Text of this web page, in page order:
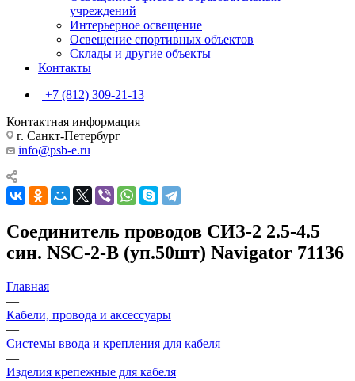
учреждений
Интерьерное освещение
Освещение спортивных объектов
Склады и другие объекты
Контакты
+7 (812) 309-21-13
Контактная информация
г. Санкт-Петербург
info@psb-e.ru
Соединитель проводов СИЗ-2 2.5-4.5
син. NSC-2-B (уп.50шт) Navigator 71136
Главная
—
Кабели, провода и аксессуары
—
Системы ввода и крепления для кабеля
—
Изделия крепежные для кабеля